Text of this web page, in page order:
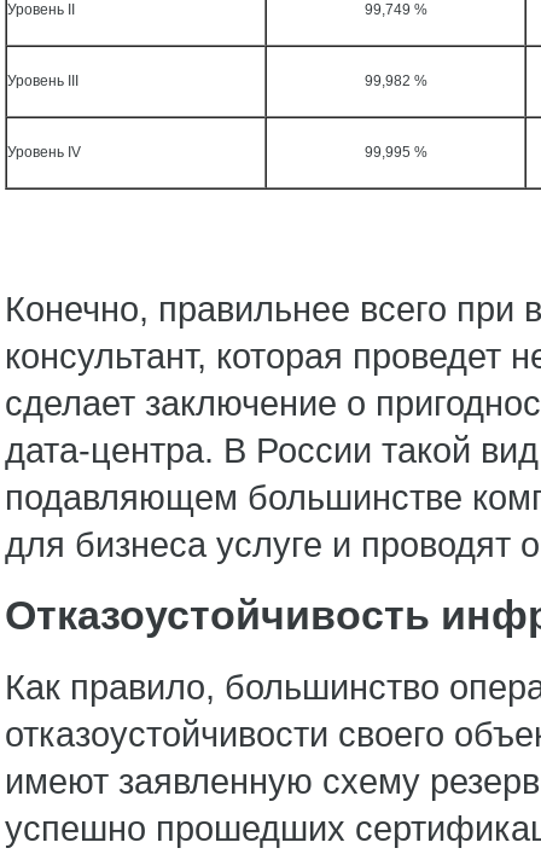
Уровень II 99,749 %
Уровень III 99,982 %
Уровень IV 99,995 %
Конечно, правильнее всего
консультант, которая
сделает заключение о
дата-центра. В России такой
подавляющем большинстве
для бизнеса услуге и
Отказоустойчивость
Как правило, большинство
отказоустойчивости своего
имеют заявленную схему
успешно прошедших